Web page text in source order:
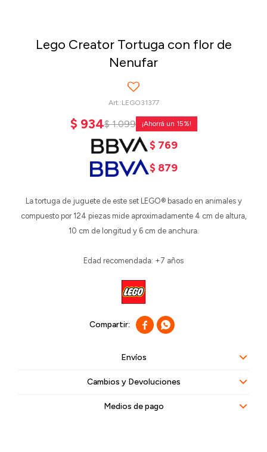
Lego Creator Tortuga con flor de
Nenufar
LEGO31377
$ 934$ 1.099 15
$ 769
$ 879
La tortuga de juguete de este set LEGO® basado en animales y
compuesto por 124 piezas mide aproximadamente 4 cm de altura,
10 cm de longitud y 6 cm de anchura.
Edad recomendada: +7 años
 
Envíos
Cambios y Devoluciones
Medios de pago